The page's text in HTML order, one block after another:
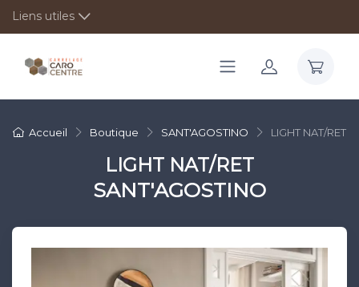
Liens utiles
Accueil Boutique SANT'AGOSTINO LIGHT NAT/RET
LIGHT NAT/RET
SANT'AGOSTINO